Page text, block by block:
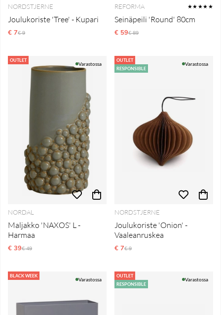
NORDSTJERNE
Joulukoriste 'Tree' - Kupari
€ 7Normaali hinta
€ 9
REFORMA ★★★★★
Seinäpeili 'Round' 80cm
€ 59Normaali hinta
€ 89
OUTLET
Varastossa
NORDAL
Maljakko 'NAXOS' L -
Harmaa
€ 39Normaali hinta
€ 49
OUTLET
RESPONSIBLE
Varastossa
NORDSTJERNE
Joulukoriste 'Onion' -
Vaaleanruskea
€ 7Normaali hinta
€ 9
BLACK WEEK
Varastossa
OUTLET
RESPONSIBLE
Varastossa